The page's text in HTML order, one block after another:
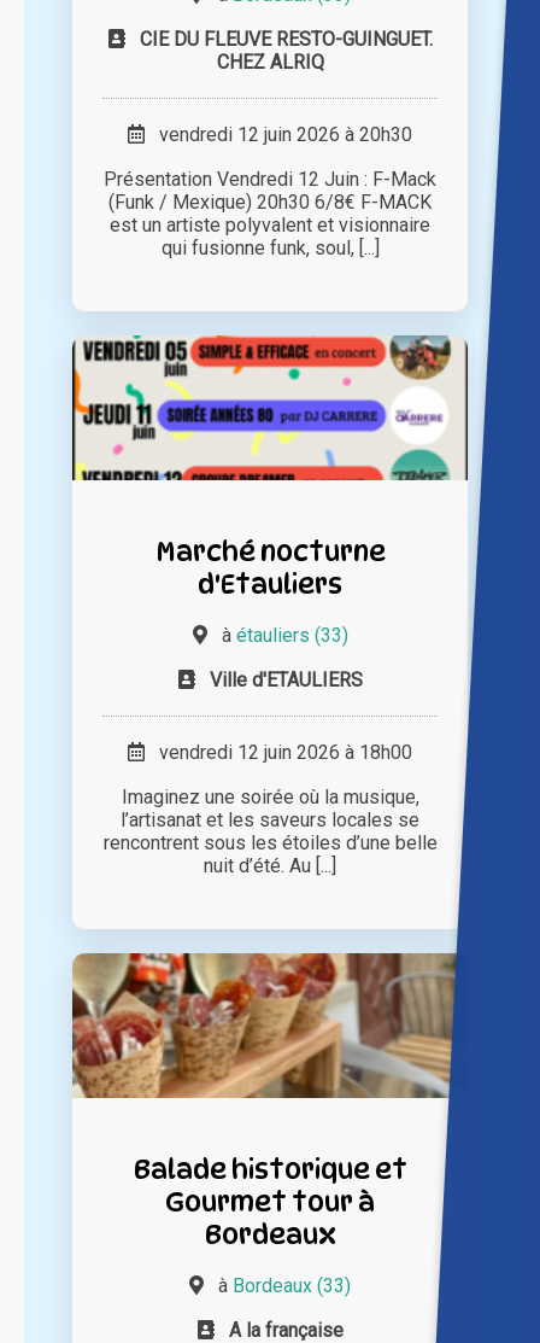
CIE DU FLEUVE RESTO-GUINGUET.
CHEZ ALRIQ
vendredi 12 juin 2026 à 20h30
Présentation Vendredi 12 Juin : F-Mack
(Funk / Mexique) 20h30 6/8€ F-MACK
est un artiste polyvalent et visionnaire
qui fusionne funk, soul, [...]
Marché nocturne
d'Etauliers
à étauliers (33)
Ville d'ETAULIERS
vendredi 12 juin 2026 à 18h00
Imaginez une soirée où la musique,
l’artisanat et les saveurs locales se
rencontrent sous les étoiles d’une belle
nuit d’été. Au [...]
Balade historique et
Gourmet tour à
Bordeaux
à Bordeaux (33)
A la française